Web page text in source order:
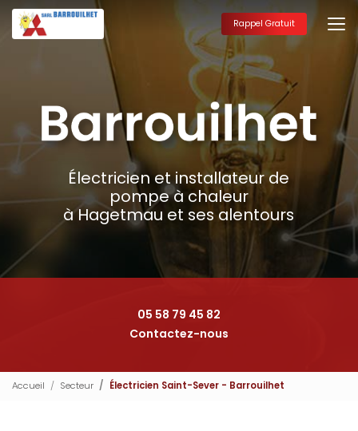
Aller
contenu
Rappel Gratuit
Électricien et installateur de
pompe à chaleur
à Hagetmau et ses alentours
05 58 79 45 82
Contactez-nous
Accueil Secteur Électricien Saint-Sever - Barrouilhet